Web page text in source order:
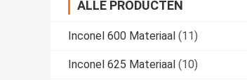
ALLE PRODUCTEN
Inconel 600 Materiaal (11)
Inconel 625 Materiaal (10)